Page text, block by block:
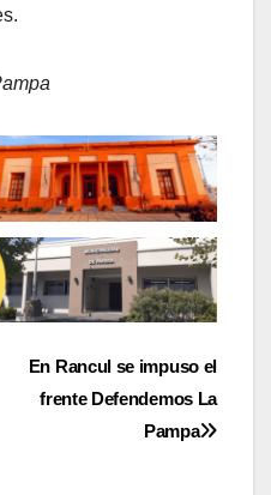
En Rancul se impuso el
frente Defendemos La
Pampa